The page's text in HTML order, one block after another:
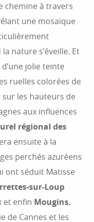
chemine à travers
une mosaïque
nature s’éveille. Et
jolie teinte
ruelles colorées de
sur les hauteurs de
aux influences
régional des
ensuite à la
perchés azuréens
ont séduit Matisse
sur-Loup
et enfin Mougins,
de Cannes et les